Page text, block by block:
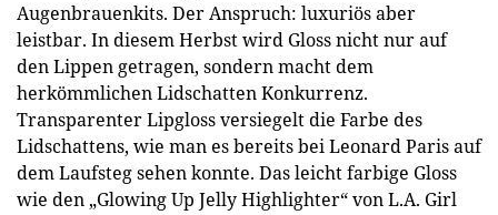
Augenbrauenkits. Der Anspruch: luxuriös aber
leistbar. In diesem Herbst wird Gloss nicht nur auf
den Lippen getragen, sondern macht dem
herkömmlichen Lidschatten Konkurrenz.
Transparenter Lipgloss versiegelt die Farbe des
Lidschattens, wie man es bereits bei Leonard Paris auf
dem Laufsteg sehen konnte. Das leicht farbige Gloss
wie den „Glowing Up Jelly Highlighter“ von L.A. Girl